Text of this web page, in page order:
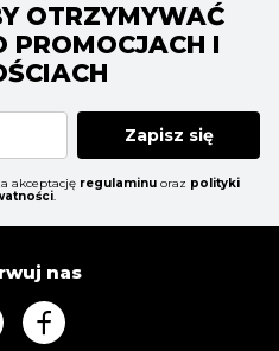
OTRZYMYWAĆ
PROMOCJACH I
Zapisz się
akceptację regulaminu oraz polityki
.
nas